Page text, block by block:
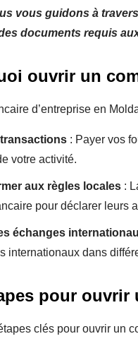
vous guidons à
documents requis
ouvrir un
d’entreprise en
: Payer vos
votre activité.
aux règles locales :
pour déclarer leurs
échanges
internationaux dans
pour ouvrir
clés pour ouvrir un